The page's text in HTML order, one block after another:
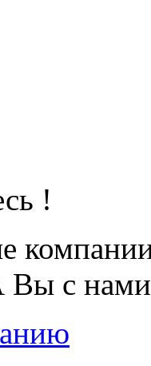
!
Вы с